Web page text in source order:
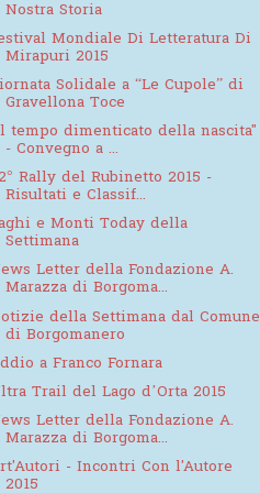
Nostra Storia
Mondiale Di Letteratura Di
Mirapuri 2015
Solidale a “Le Cupole” di
Gravellona Toce
tempo dimenticato della nascita"
- Convegno a ...
Rally del Rubinetto 2015 -
Risultati e Classif...
e Monti Today della
Settimana
Letter della Fondazione A.
Marazza di Borgoma...
della Settimana dal Comune
di Borgomanero
a Franco Fornara
Trail del Lago d’Orta 2015
Letter della Fondazione A.
Marazza di Borgoma...
- Incontri Con l'Autore
2015